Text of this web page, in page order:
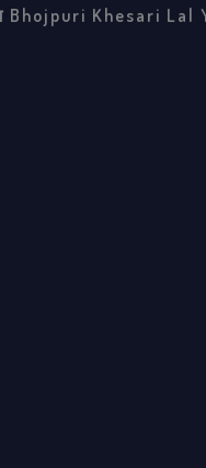
Bhojpuri Khesari Lal